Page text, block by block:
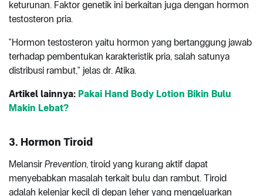
keturunan. Faktor genetik ini berkaitan juga dengan hormon
testosteron pria.
"Hormon testosteron yaitu hormon yang bertanggung jawab
terhadap pembentukan karakteristik pria, salah satunya
distribusi rambut," jelas dr. Atika.
Artikel lainnya: Pakai Hand Body Lotion Bikin Bulu
Makin Lebat?
3. Hormon Tiroid
Melansir Prevention, tiroid yang kurang aktif dapat
menyebabkan masalah terkait bulu dan rambut. Tiroid
adalah kelenjar kecil di depan leher yang mengeluarkan